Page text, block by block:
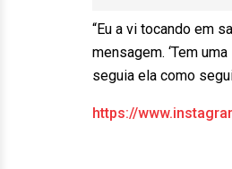
“Eu a vi tocando em
mensagem. ‘Tem
seguia ela como
https://